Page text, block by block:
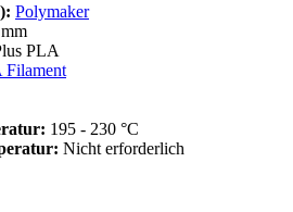
Polymaker
PLA
Filament
195 - 230 °C
Nicht erforderlich